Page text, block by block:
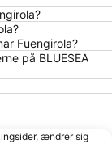
Fuengirola?
på BLUESEA
ændrer sig